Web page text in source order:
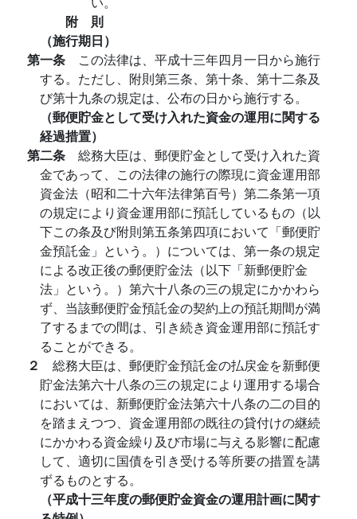
附 則
（施行期日）
第一条 この法律は、平成十三年四月一日から施行
する。ただし、附則第三条、第十条、第十二条及
び第十九条の規定は、公布の日から施行する。
（郵便貯金として受け入れた資金の運用に関する
経過措置）
第二条 総務大臣は、郵便貯金として受け入れた資
金であって、この法律の施行の際現に資金運用部
資金法（昭和二十六年法律第百号）第二条第一項
の規定により資金運用部に預託しているもの（以
下この条及び附則第五条第四項において「郵便貯
金預託金」という。）については、第一条の規定
による改正後の郵便貯金法（以下「新郵便貯金
法」という。）第六十八条の三の規定にかかわら
ず、当該郵便貯金預託金の契約上の預託期間が満
了するまでの間は、引き続き資金運用部に預託す
ることができる。
２ 総務大臣は、郵便貯金預託金の払戻金を新郵便
貯金法第六十八条の三の規定により運用する場合
においては、新郵便貯金法第六十八条の二の目的
を踏まえつつ、資金運用部の既往の貸付けの継続
にかかわる資金繰り及び市場に与える影響に配慮
して、適切に国債を引き受ける等所要の措置を講
ずるものとする。
（平成十三年度の郵便貯金資金の運用計画に関す